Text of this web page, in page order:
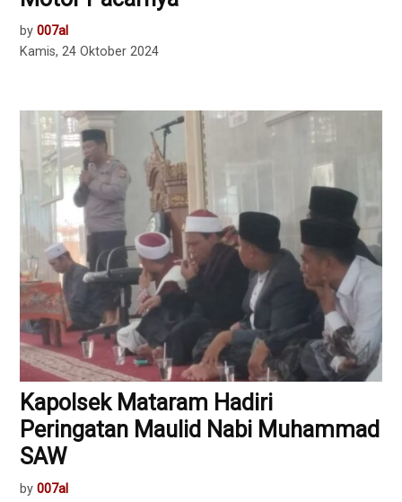
by 007al
Kamis, 24 Oktober 2024
Kapolsek Mataram Hadiri
Peringatan Maulid Nabi Muhammad
SAW
by 007al